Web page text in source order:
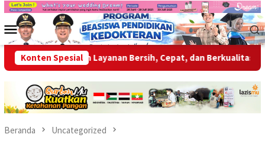
Loncat
kontenMenu
Mobile
Konten Spesial
Berikan Layanan Bersih, Cepat, dan Berkualitas
Beranda Uncategorized